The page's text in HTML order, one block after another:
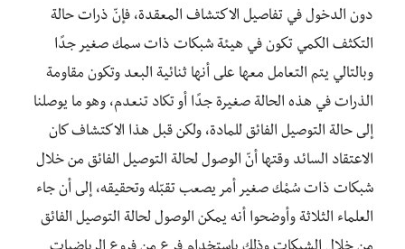
دون الدخول في تفاصيل الاكتشاف المعقدة، فإنّ ذرات حالة
التكثف الكمي تكون في هيئة شبكات ذات سمك صغير جدًا
وبالتالي يتم التعامل معها على أنها ثنائية البعد وتكون مقاومة
الذرات في هذه الحالة صغيرة جدًا أو تكاد تنعدم، وهو ما يوصلنا
إلى حالة التوصيل الفائق للمادة، ولكن قبل هذا الاكتشاف كان
الاعتقاد السائد وقتها أنّ الوصول لحالة التوصيل الفائق من خلال
شبكات ذات سُمْك صغير أمر يصعب تقبّله وتحقيقه، إلى أن جاء
العلماء الثلاثة وأوضحوا أنه يمكن الوصول لحالة التوصيل الفائق